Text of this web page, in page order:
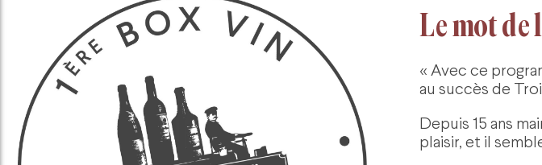
Le mot de
« Avec ce
au succès de
Depuis 15 ans
plaisir, et il